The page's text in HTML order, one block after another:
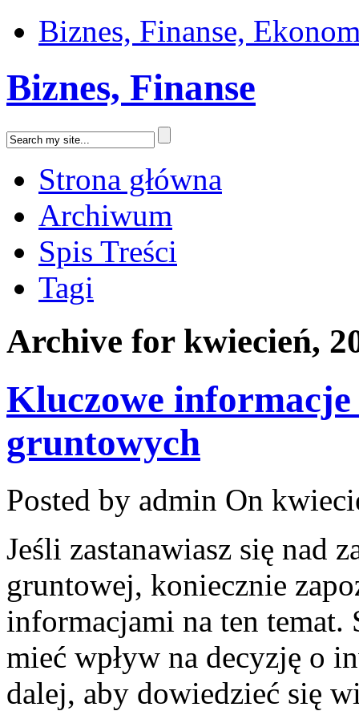
Biznes, Finanse,
Biznes, Finanse
Strona główna
Archiwum
Spis Treści
Tagi
Archive for kwiecień,
Kluczowe
gruntowych
Posted by admin On
Jeśli zastanawiasz się nad
gruntowej, koniecznie
informacjami na ten temat.
mieć wpływ na decyzję o
dalej, aby dowiedzieć się